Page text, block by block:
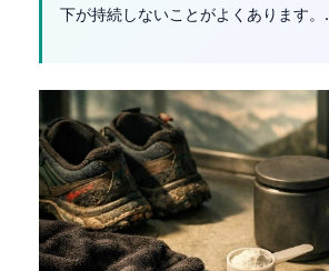
下が持続しないことがよくあります。.